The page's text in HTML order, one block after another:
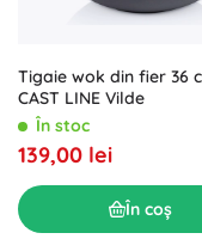
Tigaie wok din fier 36
CAST LINE Vilde
În stoc
139,00 lei
În coș